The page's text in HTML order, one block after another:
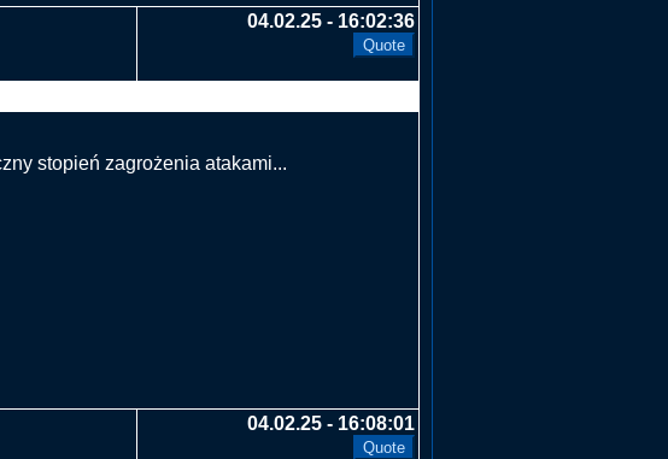
04.02.25 - 16:02:36
stopień zagrożenia atakami...
04.02.25 - 16:08:01